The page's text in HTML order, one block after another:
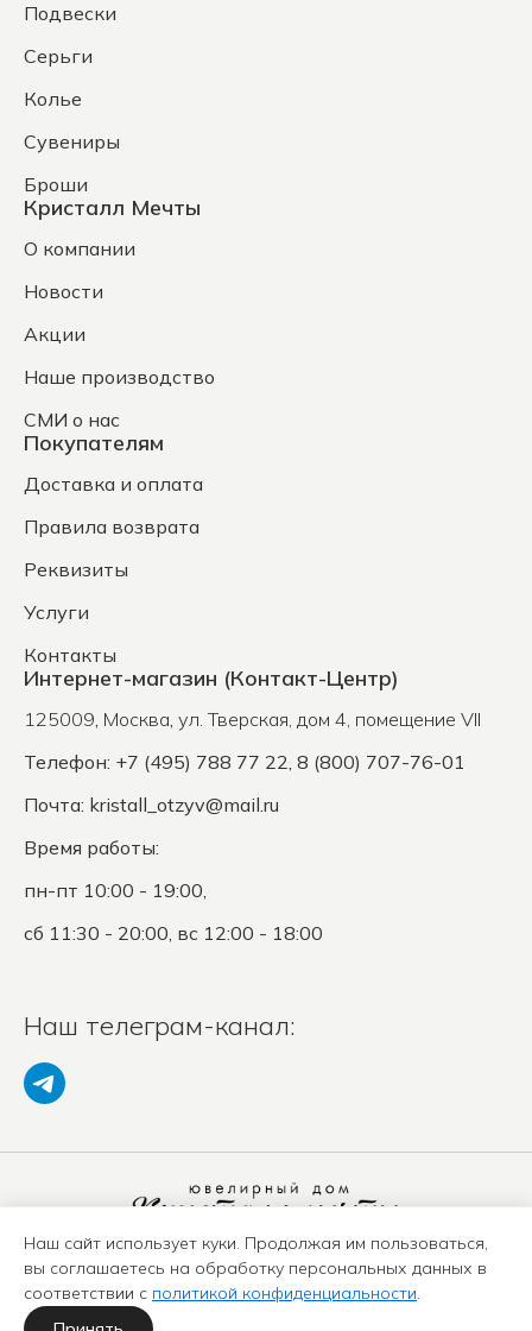
Подвески
Серьги
Колье
Сувениры
Броши
Кристалл Мечты
О компании
Новости
Акции
Наше производство
СМИ о нас
Покупателям
Доставка и оплата
Правила возврата
Реквизиты
Услуги
Контакты
Интернет-магазин (Контакт-Центр)
125009, Москва, ул. Тверская, дом 4, помещение VII
Телефон: +7 (495) 788 77 22, 8 (800) 707-76-01
Почта: kristall_otzyv@mail.ru
Время работы:
пн-пт 10:00 - 19:00,
сб 11:30 - 20:00, вс 12:00 - 18:00
Наш телеграм-канал:
Политика конфиденциальности
Положение о защите ПД
Оферта
Наш сайт использует куки. Продолжая им пользоваться,
вы соглашаетесь на обработку персональных данных в
соответствии с политикой конфиденциальности.